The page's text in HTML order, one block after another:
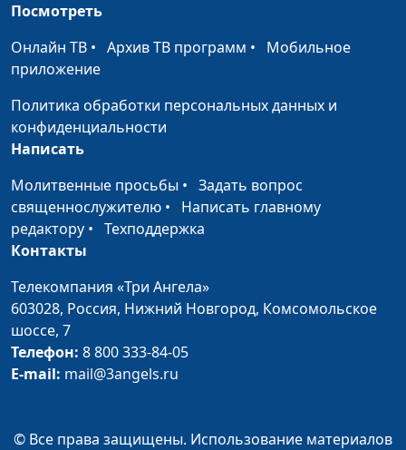
Посмотреть
Онлайн ТВ • Архив ТВ программ • Мобильное
приложение
Политика обработки персональных данных и
конфиденциальности
Написать
Молитвенные просьбы • Задать вопрос
священнослужителю • Написать главному
редактору • Техподдержка
Контакты
Телекомпания «Три Ангела»
603028, Россия, Нижний Новгород, Комсомольское
шоссе, 7
Телефон: 8 800 333-84-05
E-mail: mail@3angels.ru
© Все права защищены. Использование материалов